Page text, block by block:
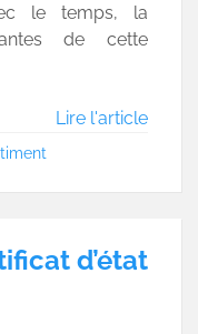
le temps, la
de cette
Lire l'article
d’état